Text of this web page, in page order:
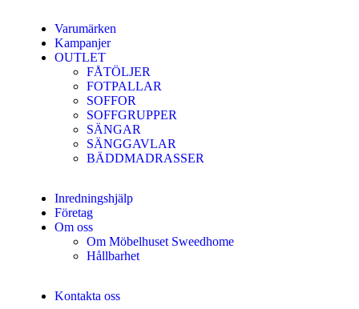
Varumärken
Kampanjer
OUTLET
FÅTÖLJER
FOTPALLAR
SOFFOR
SOFFGRUPPER
SÄNGAR
SÄNGGAVLAR
BÄDDMADRASSER
Inredningshjälp
Företag
Om oss
Om Möbelhuset Sweedhome
Hållbarhet
Kontakta oss